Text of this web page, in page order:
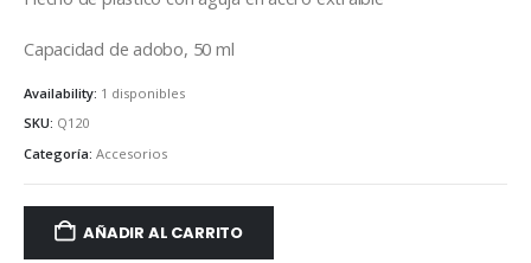
Capacidad de adobo, 50 ml
Availability: 1 disponibles
SKU: Q120
Categoría: Accesorios
AÑADIR AL CARRITO